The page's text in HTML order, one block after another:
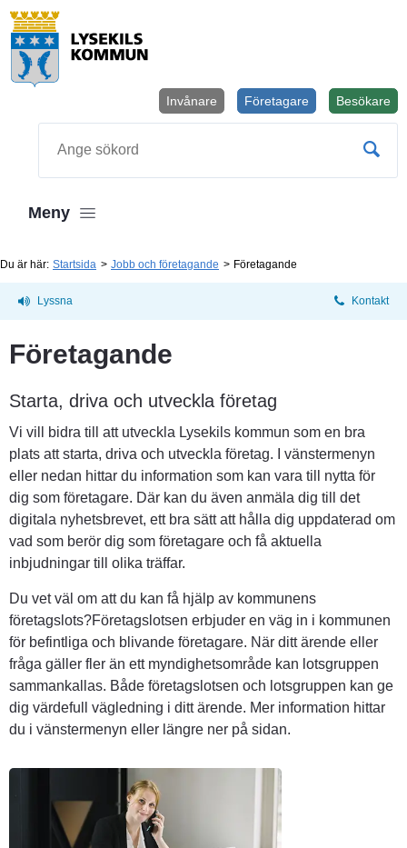
Besökare
Företagare
Invånare
Meny
Du är här: Startsida Jobb och företagande Företagande
Lyssna Kontakt
Företagande
Starta, driva och utveckla företag
Vi vill bidra till att utveckla Lysekils kommun som en bra
plats att starta, driva och utveckla företag. I vänstermenyn
eller nedan hittar du information som kan vara till nytta för
dig som företagare. Där kan du även anmäla dig till det
digitala nyhetsbrevet, ett bra sätt att hålla dig uppdaterad om
vad som berör dig som företagare och få aktuella
inbjudningar till olika träffar.
Du vet väl om att du kan få hjälp av kommunens
företagslots?Företagslotsen erbjuder en väg in i kommunen
för befintliga och blivande företagare. När ditt ärende eller
fråga gäller fler än ett myndighetsområde kan lotsgruppen
sammankallas. Både företagslotsen och lotsgruppen kan ge
dig värdefull vägledning i ditt ärende. Mer information hittar
du i vänstermenyn eller längre ner på sidan.